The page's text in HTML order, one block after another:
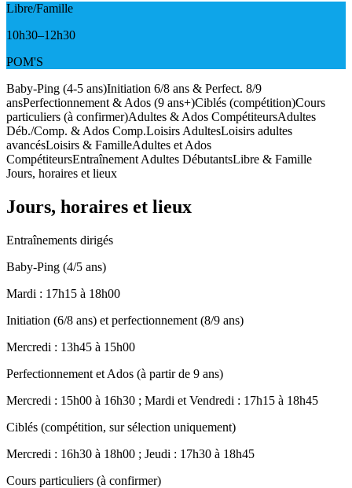
Libre/Famille
10h30–12h30
POM'S
Baby-Ping (4-5 ans)Initiation 6/8 ans & Perfect. 8/9
ansPerfectionnement & Ados (9 ans+)Ciblés (compétition)Cours
particuliers (à confirmer)Adultes & Ados CompétiteursAdultes
Déb./Comp. & Ados Comp.Loisirs AdultesLoisirs adultes
avancésLoisirs & FamilleAdultes et Ados
CompétiteursEntraînement Adultes DébutantsLibre & Famille
Jours, horaires et lieux
Jours, horaires et lieux
Entraînements dirigés
Baby-Ping (4/5 ans)
Mardi : 17h15 à 18h00
Initiation (6/8 ans) et perfectionnement (8/9 ans)
Mercredi : 13h45 à 15h00
Perfectionnement et Ados (à partir de 9 ans)
Mercredi : 15h00 à 16h30 ; Mardi et Vendredi : 17h15 à 18h45
Ciblés (compétition, sur sélection uniquement)
Mercredi : 16h30 à 18h00 ; Jeudi : 17h30 à 18h45
Cours particuliers (à confirmer)